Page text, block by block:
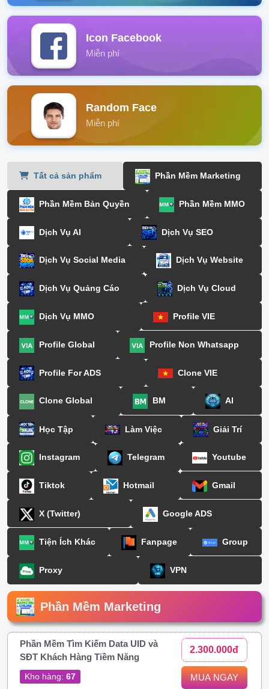
Icon Facebook
Miễn phí
Random Face
Miễn phí
Tất cả sản phẩm Phần Mềm Marketing
Phần Mềm Bản Quyền Phần Mềm MMO
Dịch Vụ AI Dịch Vụ SEO
Dịch Vụ Social Media Dịch Vụ Website
Dịch Vụ Quảng Cáo Dịch Vụ Cloud
Dịch Vụ MMO Profile VIE
Profile Global Profile Non Whatsapp
Profile For ADS Clone VIE
Clone Global BM AI
Học Tập Làm Việc Giải Trí
Instagram Telegram Youtube
Tiktok Hotmail Gmail
X (Twitter) Google ADS
Tiện Ích Khác Fanpage Group
Proxy VPN
Phần Mềm Marketing
Phần Mềm Tìm Kiếm Data UID và
SĐT Khách Hàng Tiềm Năng
Kho hàng: 67
2.300.000đ
MUA NGAY